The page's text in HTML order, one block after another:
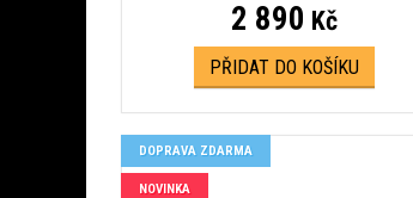
2 890 Kč
PŘIDAT DO KOŠÍKU
DOPRAVA ZDARMA
NOVINKA